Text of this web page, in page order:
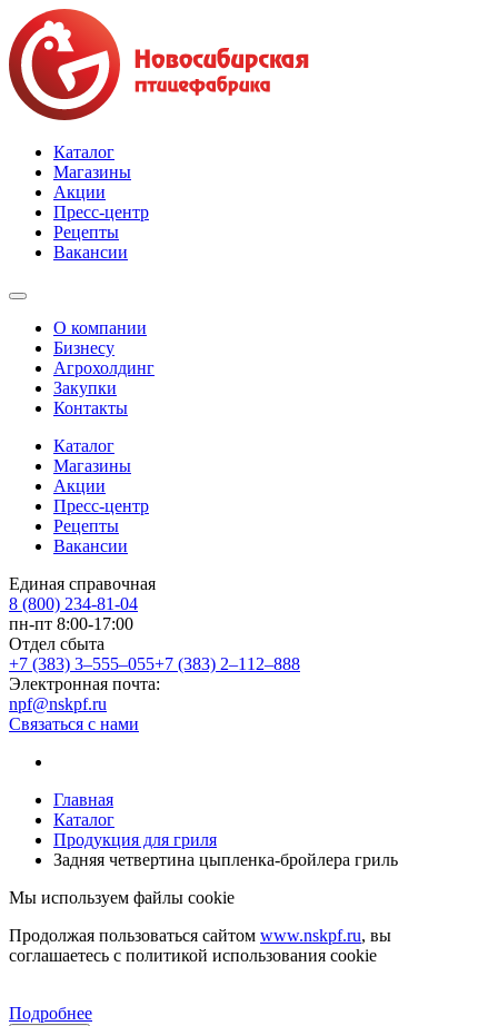
Каталог
Магазины
Акции
Пресс-центр
Рецепты
Вакансии
О компании
Бизнесу
Агрохолдинг
Закупки
Контакты
Каталог
Магазины
Акции
Пресс-центр
Рецепты
Вакансии
Единая справочная
8 (800) 234-81-04
пн-пт 8:00-17:00
Отдел сбыта
+7 (383) 3‒555‒055+7 (383) 2‒112‒888
Электронная почта:
npf@nskpf.ru
Связаться с нами
Главная
Каталог
Продукция для гриля
Задняя четвертина цыпленка-бройлера гриль
Мы используем файлы cookie
Продолжая пользоваться сайтом www.nskpf.ru, вы
соглашаетесь с политикой использования cookie
Подробнее